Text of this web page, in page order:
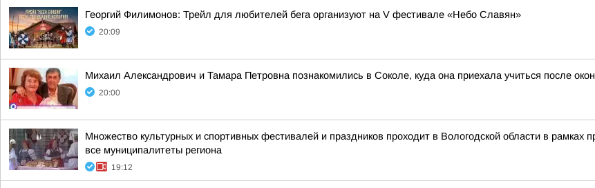
Георгий Филимонов: Трейл для любителей бега организуют на V фестивале «Небо Славян»
20:09
Михаил Александрович и Тамара Петровна познакомились в Соколе, куда она приехала учиться после
20:00
Множество культурных и спортивных фестивалей и праздников проходит в Вологодской области в рамках
все муниципалитеты региона
19:12